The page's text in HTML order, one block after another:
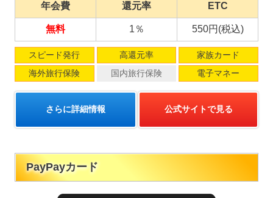
年会費 還元率 ETC
無料 1％ 550円(税込)
スピード発行 高還元率
家族カード
海外旅行保険
国内旅行保険 電子マネー
さらに詳細情報 公式サイトで見る
PayPayカード